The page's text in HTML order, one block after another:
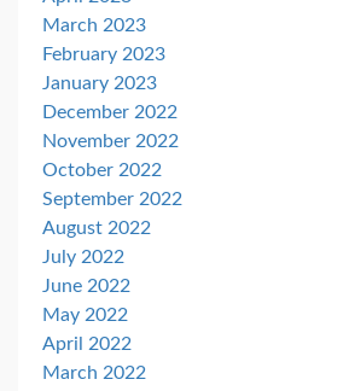
March 2023
February 2023
January 2023
December 2022
November 2022
October 2022
September 2022
August 2022
July 2022
June 2022
May 2022
April 2022
March 2022